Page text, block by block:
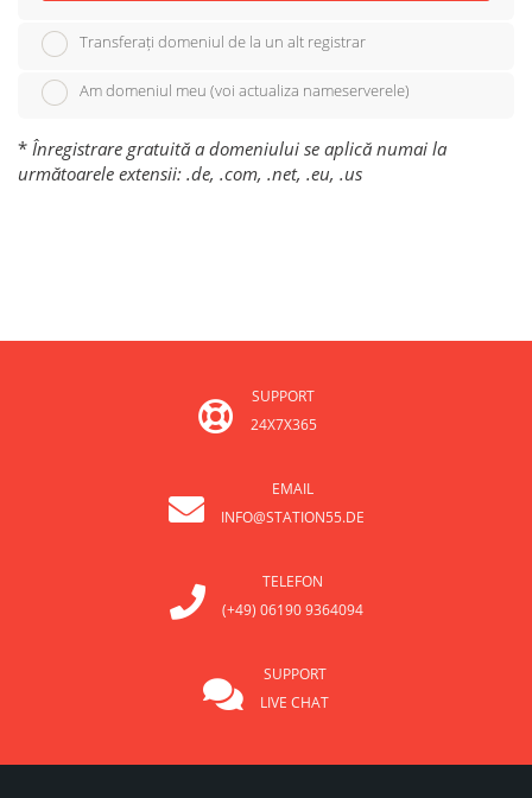
Transferați domeniul de la un alt registrar
Am domeniul meu (voi actualiza nameserverele)
* Înregistrare gratuită a domeniului se aplică numai la
următoarele extensii: .de, .com, .net, .eu, .us
SUPPORT
24X7X365
EMAIL
INFO@STATION55.DE
TELEFON
(+49) 06190 9364094
SUPPORT
LIVE CHAT